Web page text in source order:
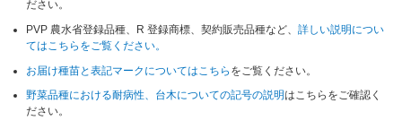
ださい。
PVP 農水省登録品種、R 登録商標、契約販売品種など、詳しい説明につい
てはこちらをご覧ください。
お届け種苗と表記マークについてはこちら をご覧ください。
野菜品種における耐病性、台木についての記号の説明はこちらをご確認く
ださい。